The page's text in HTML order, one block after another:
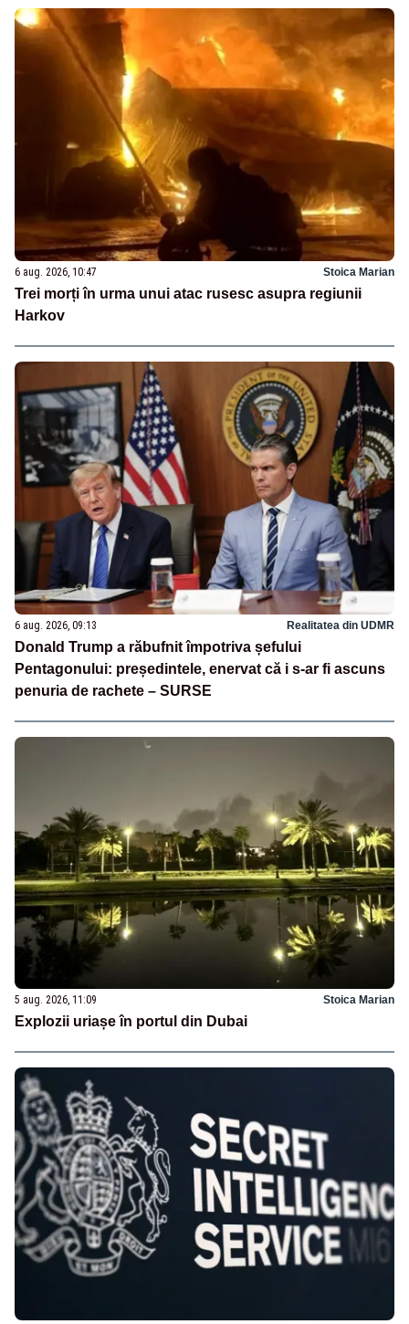
6 aug. 2026, 10:47 Stoica Marian
Trei morți în urma unui atac rusesc asupra regiunii
Harkov
6 aug. 2026, 09:13 Realitatea din UDMR
Donald Trump a răbufnit împotriva șefului
Pentagonului: președintele, enervat că i s-ar fi ascuns
penuria de rachete – SURSE
5 aug. 2026, 11:09 Stoica Marian
Explozii uriașe în portul din Dubai